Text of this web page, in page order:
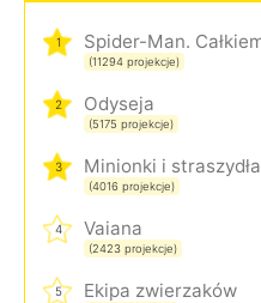
1
(11294 projekcje)
2 Odyseja
(5175 projekcje)
3 Minionki i straszydła
(4016 projekcje)
4 Vaiana
(2423 projekcje)
5 Ekipa zwierzaków